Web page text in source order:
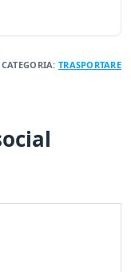
CATEGORIA: TRASPORTARE